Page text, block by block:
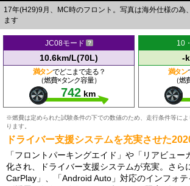
17年(H29)9月、MC時のフロント。写真は海外仕様の為
ます
JC08モード
10.6km/L(70L)
満タンでどこまで走る？
（燃費×タンク容量）
742 km
10
-
満タン
（燃
※燃費は定められた試験条件の下での数値のため、走行条件等に
ります。
ドライバー支援システムを充実させた
「フロントパーキングエイド」や「リアビュー
化され、ドライバー支援システムが充実。さら
CarPlay」、「Android Auto」対応のインフォ